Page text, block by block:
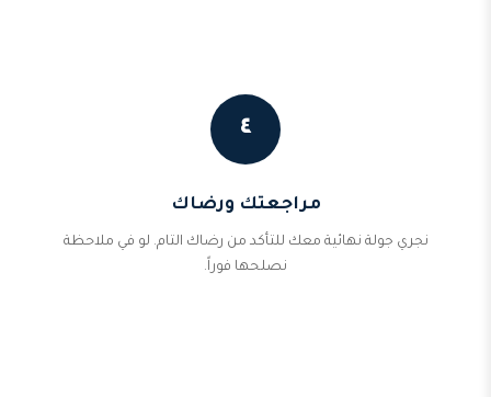
٤
مراجعتك ورضاك
نجري جولة نهائية معك للتأكد من رضاك التام. لو في ملاحظة
نصلحها فوراً.